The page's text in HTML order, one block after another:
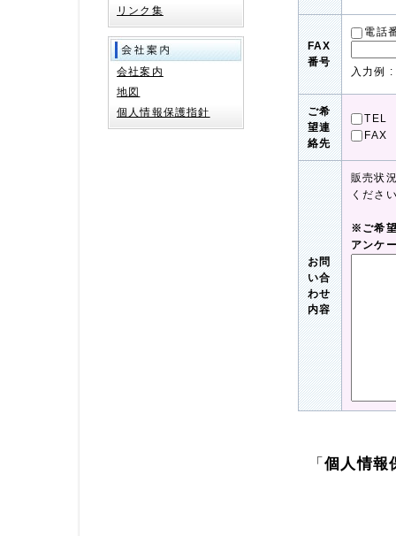
FAX
番号
電話
入力例
ご希
望連
絡先
TEL
FAX
お問
い合
わせ
内容
販売状
くださ
※ご希
アンケ
「個人情報
リンク集
会社案内
地図
個人情報保護指針